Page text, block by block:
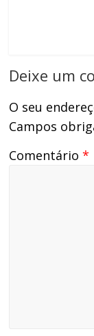
Deixe um
O seu
Campos
Comentário*